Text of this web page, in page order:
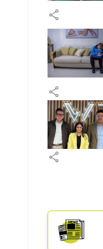
share
share
share